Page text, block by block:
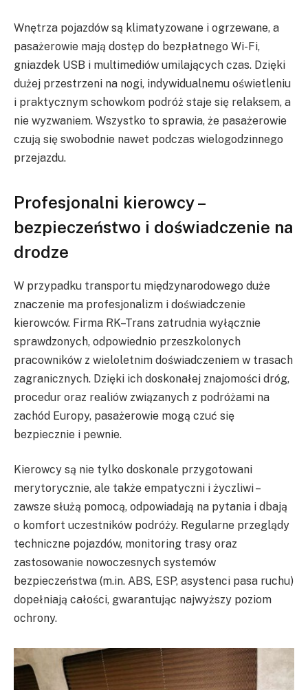
Wnętrza pojazdów są klimatyzowane i ogrzewane, a
pasażerowie mają dostęp do bezpłatnego Wi-Fi,
gniazdek USB i multimediów umilających czas. Dzięki
dużej przestrzeni na nogi, indywidualnemu oświetleniu
i praktycznym schowkom podróż staje się relaksem, a
nie wyzwaniem. Wszystko to sprawia, że pasażerowie
czują się swobodnie nawet podczas wielogodzinnego
przejazdu.
Profesjonalni kierowcy –
bezpieczeństwo i doświadczenie na
drodze
W przypadku transportu międzynarodowego duże
znaczenie ma profesjonalizm i doświadczenie
kierowców. Firma RK–Trans zatrudnia wyłącznie
sprawdzonych, odpowiednio przeszkolonych
pracowników z wieloletnim doświadczeniem w trasach
zagranicznych. Dzięki ich doskonałej znajomości dróg,
procedur oraz realiów związanych z podróżami na
zachód Europy, pasażerowie mogą czuć się
bezpiecznie i pewnie.
Kierowcy są nie tylko doskonale przygotowani
merytorycznie, ale także empatyczni i życzliwi –
zawsze służą pomocą, odpowiadają na pytania i dbają
o komfort uczestników podróży. Regularne przeglądy
techniczne pojazdów, monitoring trasy oraz
zastosowanie nowoczesnych systemów
bezpieczeństwa (m.in. ABS, ESP, asystenci pasa ruchu)
dopełniają całości, gwarantując najwyższy poziom
ochrony.